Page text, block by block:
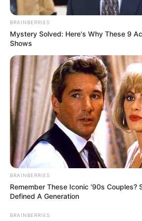
Alcaldía de Bogotá
Ropa en Bogotá
Por:Cristhiam Martínez
Marzo 10, 2024
BRAINBERRIES
Mystery Solved: Here's Why These 9
Shows
BRAINBERRIES
Remember These Iconic '90s Couples?
Defined A Generation
BRAINBERRIES